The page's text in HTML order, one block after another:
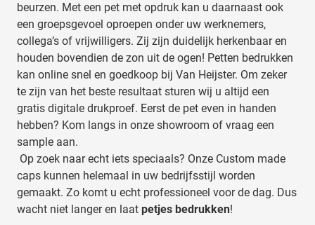
beurzen. Met een pet met opdruk kan u daarnaast ook
een groepsgevoel oproepen onder uw werknemers,
collega’s of vrijwilligers. Zij zijn duidelijk herkenbaar en
houden bovendien de zon uit de ogen! Petten bedrukken
kan online snel en goedkoop bij Van Heijster. Om zeker
te zijn van het beste resultaat sturen wij u altijd een
gratis digitale drukproef. Eerst de pet even in handen
hebben? Kom langs in onze showroom of vraag een
sample aan.
Op zoek naar echt iets speciaals? Onze Custom made
caps kunnen helemaal in uw bedrijfsstijl worden
gemaakt. Zo komt u echt professioneel voor de dag. Dus
wacht niet langer en laat petjes bedrukken!